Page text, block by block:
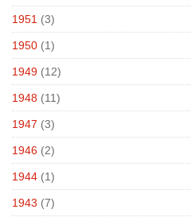
1951 (3)
1950 (1)
1949 (12)
1948 (11)
1947 (3)
1946 (2)
1944 (1)
1943 (7)